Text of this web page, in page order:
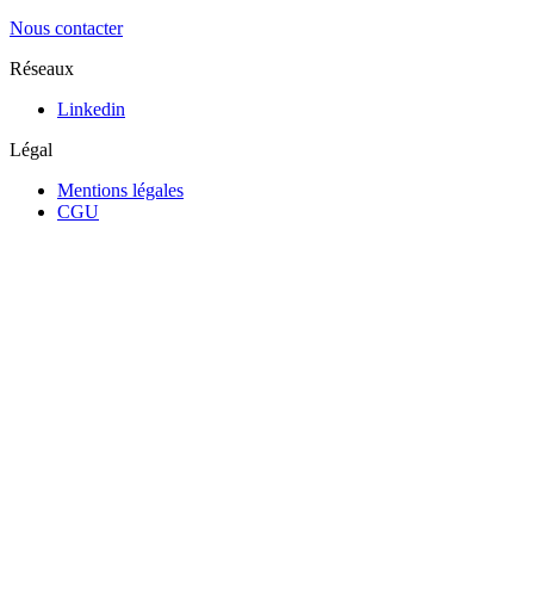
Nous contacter
Réseaux
Linkedin
Légal
Mentions légales
CGU